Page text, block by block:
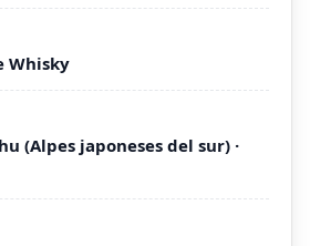
Whisky
(Alpes japoneses del sur) ·